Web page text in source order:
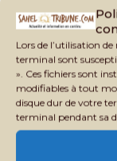
Lors de l’utilisation
terminal sont
». Ces fichiers sont
modifiables à tout
disque dur de votre
terminal pendant sa
À Bamako, la
2026 a
poétiques, …